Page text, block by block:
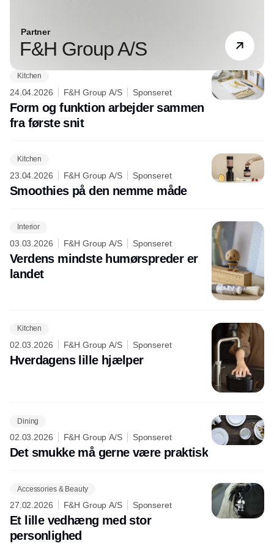
Partner
F&H Group A/S
Kitchen
24.04.2026 F&H Group A/S Sponseret
Form og funktion arbejder sammen
fra første snit
Kitchen
23.04.2026 F&H Group A/S Sponseret
Smoothies på den nemme måde
Interior
03.03.2026 F&H Group A/S Sponseret
Verdens mindste humørspreder er
landet
Kitchen
02.03.2026 F&H Group A/S Sponseret
Hverdagens lille hjælper
Dining
02.03.2026 F&H Group A/S Sponseret
Det smukke må gerne være praktisk
Accessories & Beauty
27.02.2026 F&H Group A/S Sponseret
Et lille vedhæng med stor
personlighed